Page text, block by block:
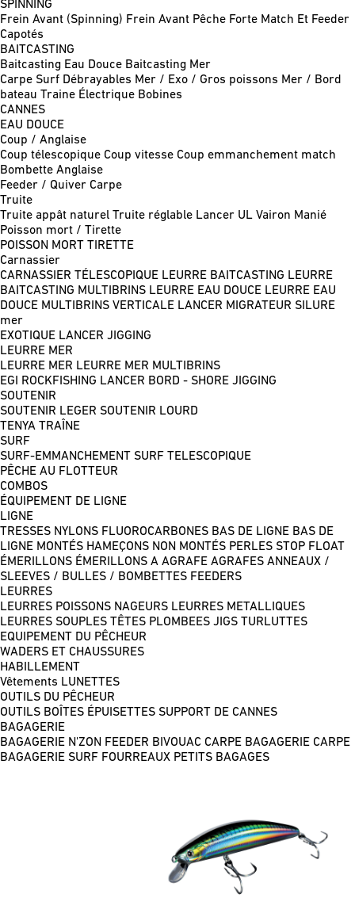
SPINNING
Frein Avant (Spinning) Frein Avant Pêche Forte Match Et Feeder
Capotés
BAITCASTING
Baitcasting Eau Douce Baitcasting Mer
Carpe Surf Débrayables Mer / Exo / Gros poissons Mer / Bord
bateau Traine Électrique Bobines
CANNES
EAU DOUCE
Coup / Anglaise
Coup télescopique Coup vitesse Coup emmanchement match
Bombette Anglaise
Feeder / Quiver Carpe
Truite
Truite appât naturel Truite réglable Lancer UL Vairon Manié
Poisson mort / Tirette
POISSON MORT TIRETTE
Carnassier
CARNASSIER TÉLESCOPIQUE LEURRE BAITCASTING LEURRE
BAITCASTING MULTIBRINS LEURRE EAU DOUCE LEURRE EAU
DOUCE MULTIBRINS VERTICALE LANCER MIGRATEUR SILURE
mer
EXOTIQUE LANCER JIGGING
LEURRE MER
LEURRE MER LEURRE MER MULTIBRINS
EGI
ROCKFISHING LANCER BORD - SHORE JIGGING
SOUTENIR
SOUTENIR LEGER SOUTENIR LOURD
TENYA TRAÎNE
SURF
SURF-EMMANCHEMENT SURF TELESCOPIQUE
PÊCHE AU FLOTTEUR
COMBOS
ÉQUIPEMENT DE LIGNE
LIGNE
TRESSES NYLONS FLUOROCARBONES BAS DE LIGNE BAS DE
LIGNE MONTÉS HAMEÇONS NON MONTÉS PERLES STOP FLOAT
ÉMERILLONS ÉMERILLONS A AGRAFE AGRAFES ANNEAUX /
SLEEVES / BULLES / BOMBETTES FEEDERS
LEURRES
LEURRES POISSONS NAGEURS LEURRES METALLIQUES
LEURRES SOUPLES TÊTES PLOMBEES JIGS TURLUTTES
EQUIPEMENT DU PÊCHEUR
WADERS ET CHAUSSURES
HABILLEMENT
Vêtements LUNETTES
OUTILS DU PÊCHEUR
OUTILS BOÎTES ÉPUISETTES SUPPORT DE CANNES
BAGAGERIE
BAGAGERIE N'ZON FEEDER BIVOUAC CARPE BAGAGERIE CARPE
BAGAGERIE SURF FOURREAUX PETITS BAGAGES